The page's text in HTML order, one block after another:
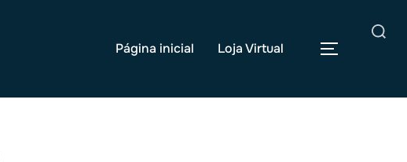
Página inicial Loja Virtual
Pesquisar